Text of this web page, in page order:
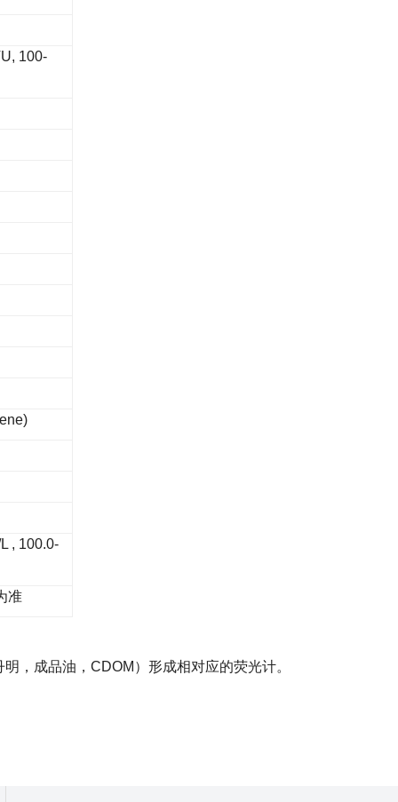
100-
, 100.0-
准
，成品油，CDOM）形成相对应的荧光计。